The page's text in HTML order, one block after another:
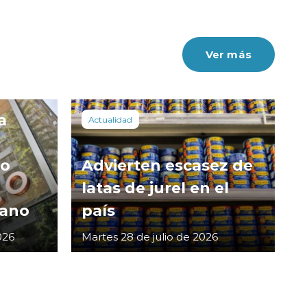
Ver más
Actualidad
Advierten escasez de
latas de jurel en el
país
Martes 28 de julio de 2026